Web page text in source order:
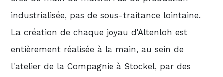
industrialisée, pas de sous-traitance lointaine.
La création de chaque joyau d'Altenloh est
entièrement réalisée à la main, au sein de
l'atelier de la Compagnie à Stockel, par des